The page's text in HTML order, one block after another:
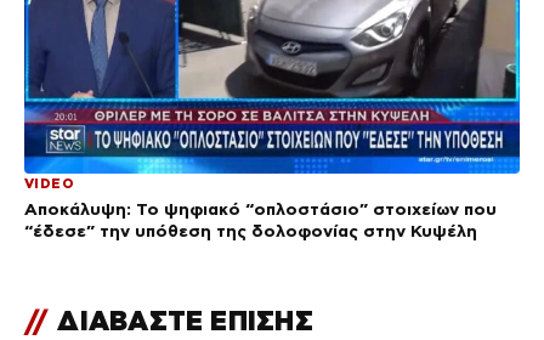
VIDEO
Αποκάλυψη: Το ψηφιακό “οπλοστάσιο” στοιχείων που
“έδεσε” την υπόθεση της δολοφονίας στην Κυψέλη
// ΔΙΑΒΑΣΤΕ ΕΠΙΣΗΣ